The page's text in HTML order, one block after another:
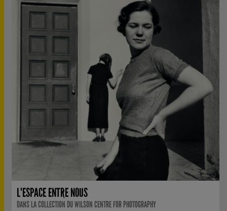
L'ESPACE ENTRE NOUS
DANS LA COLLECTION DU WILSON CENTRE FOR PHOTOGRAPHY